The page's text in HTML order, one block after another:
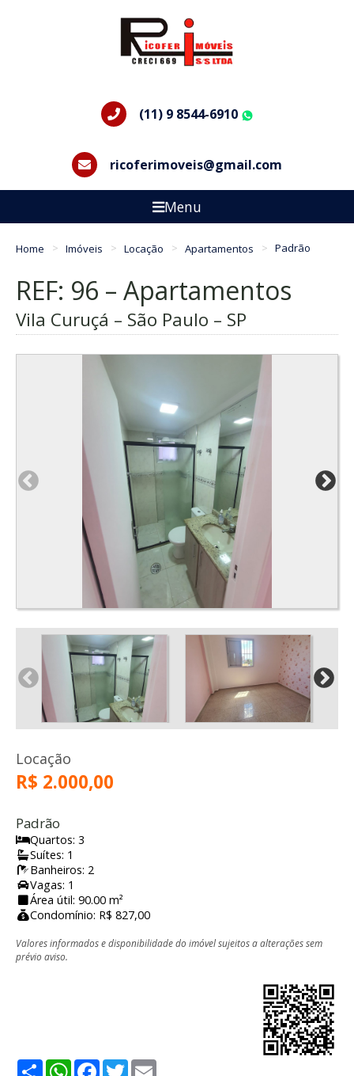
(11) 9 8544-6910
ricoferimoveis@gmail.com
Menu
Home Imóveis Locação Apartamentos Padrão
REF: 96 – Apartamentos
Vila Curuçá – São Paulo – SP
Locação
R$ 2.000,00
Padrão
Quartos: 3
Suítes: 1
Banheiros: 2
Vagas: 1
Área útil: 90.00 m²
Condomínio: R$ 827,00
Valores informados e disponibilidade do imóvel sujeitos a alterações sem
prévio aviso.
ShareWhatsApp
Facebook
Twitter